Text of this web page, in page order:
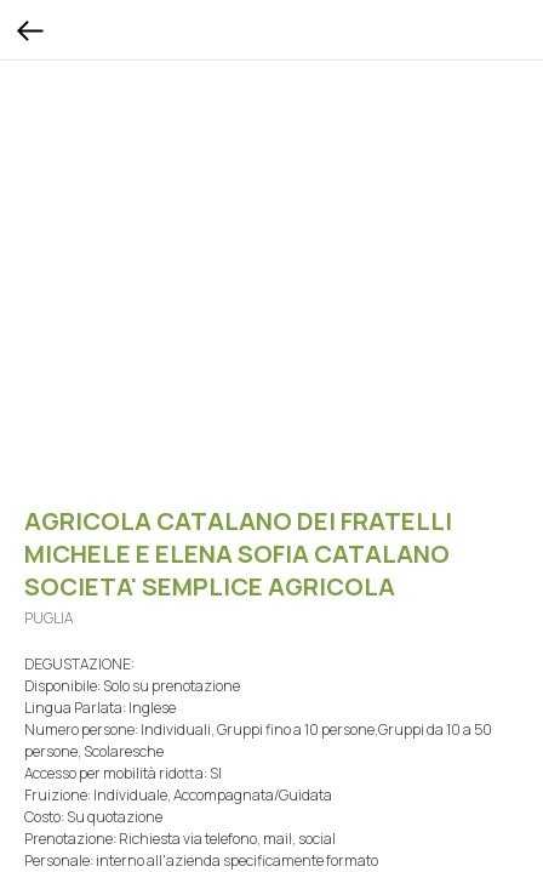
AGRICOLA CATALANO DEI FRATELLI
MICHELE E ELENA SOFIA CATALANO
SOCIETA' SEMPLICE AGRICOLA
PUGLIA
DEGUSTAZIONE:
Disponibile: Solo su prenotazione
Lingua Parlata: Inglese
Numero persone: Individuali, Gruppi fino a 10 persone,Gruppi da 10 a 50
persone, Scolaresche
Accesso per mobilità ridotta: SI
Fruizione: Individuale, Accompagnata/Guidata
Costo: Su quotazione
Prenotazione: Richiesta via telefono, mail, social
Personale: interno all'azienda specificamente formato